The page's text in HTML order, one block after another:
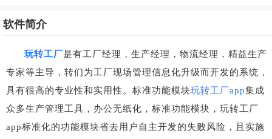
软件简介
玩转工厂是有工厂经理，生产经理，物流经理，精益生产
专家等主导，转们为工厂现场管理信息化升级而开发的系统，
具有很高的专业性和实用性。标准功能模块玩转工厂app集成
众多生产管理工具，办公无纸化，标准功能模块，玩转工厂
app标准化的功能模块省去用户自主开发的失败风险，且实施